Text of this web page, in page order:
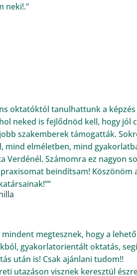
neki!.”
oktatóktól tanulhattunk a
neked is fejlődnöd kell, hogy jól
szakemberek támogatták.
mind elméletben, mind
Verdénél. Számomra ez nagyon
beindítsam! Köszönöm
megtesznek, hogy a
gyakorlatorientált oktatás,
után is! Csak ajánlani tudom!!
utazáson visznek keresztül